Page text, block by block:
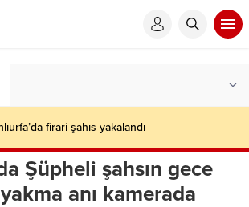
firari şahıs yakalandı
Şüpheli şahsın gece
anı kamerada